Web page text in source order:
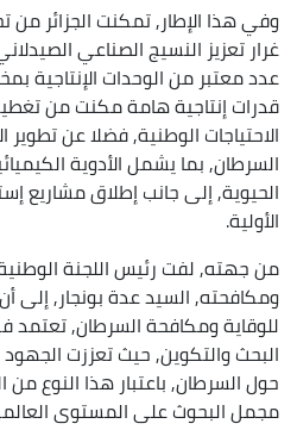
وفي هذا الإطار, تمكنت الجزائر من
غرار تعزيز النسيج الصناعي
عدد معتبر من الوحدات الإنتاجية
الاحتياجات الوطنية, فضلا عن تطوير
السرطان, بما يشمل الأدوية
الحيوية, إلى جانب إطلاق مشاريع
الأولية.
من جهته, لفت رئيس اللجنة الوطنية
ومكافحته, السيد عدة بونجار, إلى أن
للوقاية ومكافحة السرطان, تعتمد
البحث والتكوين, حيث تعززت الجهود
مجمل البحوث على المستوى العالمي.